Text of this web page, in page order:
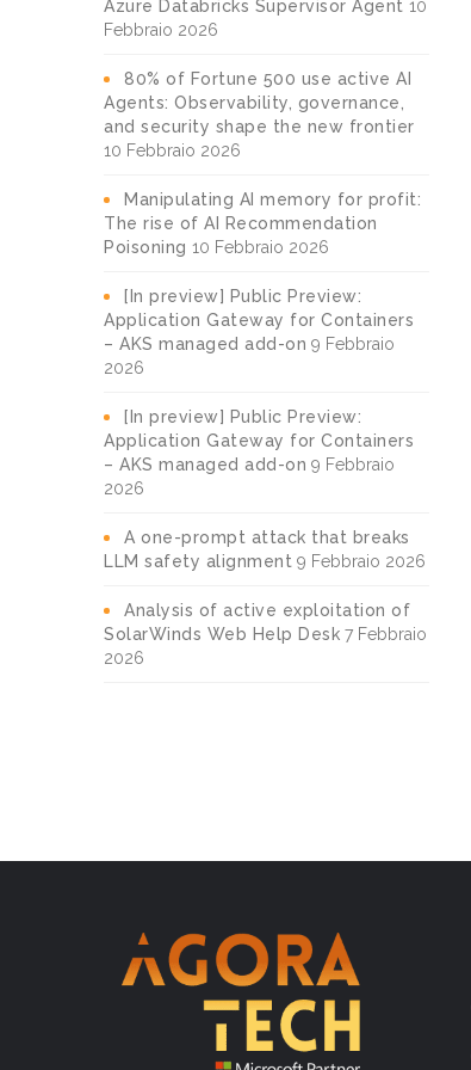
Azure Databricks Supervisor Agent 10
Febbraio 2026
80% of Fortune 500 use active AI
Agents: Observability, governance,
and security shape the new frontier
10 Febbraio 2026
Manipulating AI memory for profit:
The rise of AI Recommendation
Poisoning 10 Febbraio 2026
[In preview] Public Preview:
Application Gateway for Containers
– AKS managed add-on 9 Febbraio
2026
[In preview] Public Preview:
Application Gateway for Containers
– AKS managed add-on 9 Febbraio
2026
A one-prompt attack that breaks
LLM safety alignment 9 Febbraio 2026
Analysis of active exploitation of
SolarWinds Web Help Desk 7 Febbraio
2026